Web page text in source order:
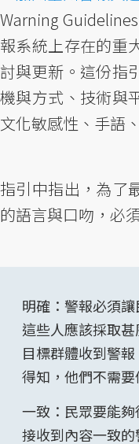
Warning
報系統上存在的重
討與更新。這份指
機與方式、技術與
文化敏感性、手語
指引中指出，為了
的語言與口吻，必
明確：警報必須
這些人應該採取
目標群體收到警
得知，他們不需要
一致：民眾要能
接收到內容一致的